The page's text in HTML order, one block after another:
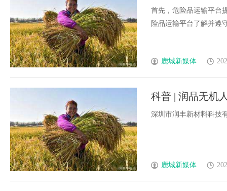
首先，危险品运输平台
险品运输平台了解并遵
鹿城新媒体
科普 | 润品无机
深圳市润丰新材料科技
鹿城新媒体